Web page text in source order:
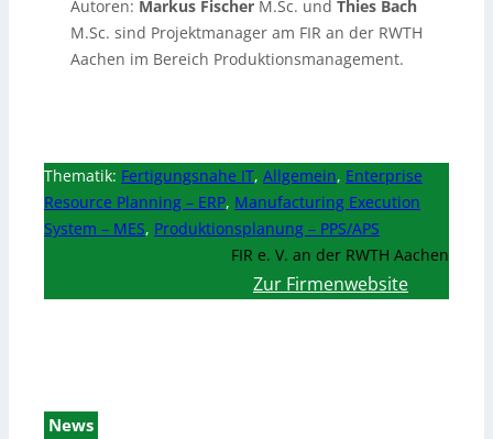
Autoren: Markus Fischer M.Sc. und Thies Bach
M.Sc. sind Projektmanager am FIR an der RWTH
Aachen im Bereich Produktionsmanagement.
Thematik: Fertigungsnahe IT, Allgemein, Enterprise
Resource Planning – ERP, Manufacturing Execution
System – MES, Produktionsplanung – PPS/APS
FIR e. V. an der RWTH Aachen
Zur Firmenwebsite
News